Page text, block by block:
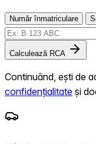
Număr înmatriculare
Calculează RCA
Continuând, ești de
confidențialitate și